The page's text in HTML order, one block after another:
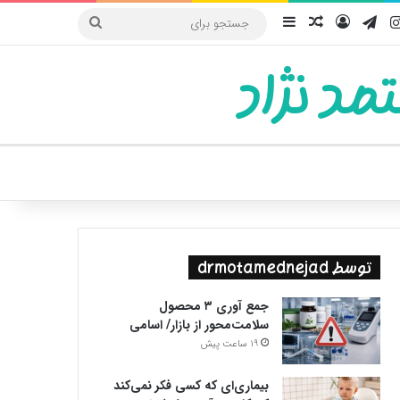
اینستاگرام
تلگرامورودنوشته تصادفی
سایدبار
جستجو
نژاد
پوسته
توسط drmotamednejad
جمع آوری ۳ محصول
سلامت‌محور از بازار/ اسامی
19 ساعت پیش
بیماری‌ای که کسی فکر نمی‌کند